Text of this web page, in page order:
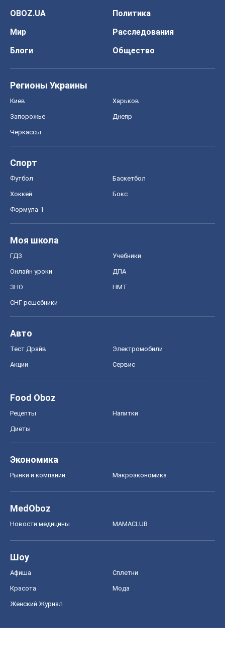
OBOZ.UA
Политика
Мир
Расследования
Блоги
Общество
Регионы Украины
Киев Харьков
Запорожье Днепр
Черкассы
Спорт
Футбол Баскетбол
Хоккей Бокс
Формула-1
Моя школа
ГДЗ Учебники
Онлайн уроки ДПА
ЗНО НМТ
СНГ решебники
Авто
Тест Драйв Электромобили
Акции Сервис
Food Oboz
Рецепты Напитки
Диеты
Экономика
Рынки и компании Mакроэкономика
MedOboz
Новости медицины MAMACLUB
Шоу
Афиша Сплетни
Красота Мода
Женский Журнал